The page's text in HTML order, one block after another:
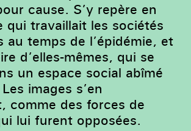
cause. S’y repère en
qui travaillait les sociétés
au temps de l’épidémie, et
d’elles-mêmes, qui se
un espace social abîmé
images s’en
comme des forces de
lui furent opposées.